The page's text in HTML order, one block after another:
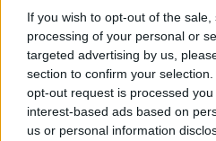
If you wish to opt-out of the
processing of your personal or
targeted advertising by us,
section to confirm your
opt-out request is processed
interest-based ads based on
us or personal information